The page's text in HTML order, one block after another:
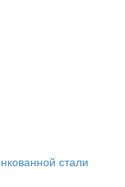
стали